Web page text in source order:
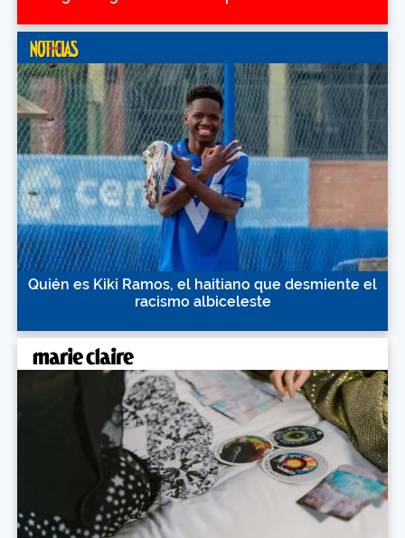
Quién es Kiki Ramos, el haitiano que desmiente el
racismo albiceleste